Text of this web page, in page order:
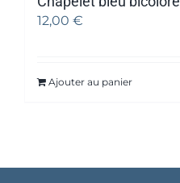
12,00 €
Ajouter au panier